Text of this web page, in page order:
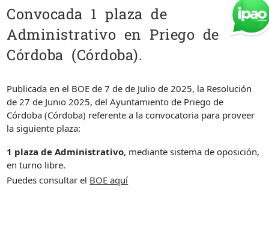
Convocada 1 plaza de
Administrativo en Priego de
Córdoba (Córdoba).
Publicada en el BOE de 7 de de Julio de 2025, la Resolución
de 27 de Junio 2025, del Ayuntamiento de Priego de
Córdoba (Córdoba) referente a la convocatoria para proveer
la siguiente plaza:
1 plaza de Administrativo, mediante sistema de oposición,
en turno libre.
Puedes consultar el BOE aquí